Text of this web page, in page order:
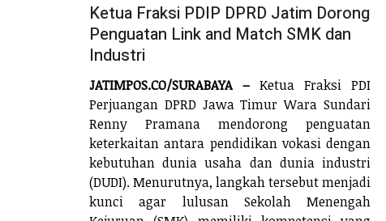
Ketua Fraksi PDIP DPRD Jatim Dorong
Penguatan Link and Match SMK dan
Industri
JATIMPOS.CO/SURABAYA – Ketua Fraksi PDI
Perjuangan DPRD Jawa Timur Wara Sundari
Renny Pramana mendorong penguatan
keterkaitan antara pendidikan vokasi dengan
kebutuhan dunia usaha dan dunia industri
(DUDI). Menurutnya, langkah tersebut menjadi
kunci agar lulusan Sekolah Menengah